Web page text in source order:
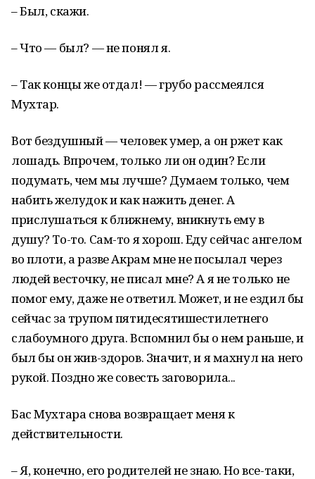
– Был, скажи.
– Что — был? — не понял я.
– Так концы же отдал! — грубо рассмеялся
Мухтар.
Вот бездушный — человек умер, а он ржет как
лошадь. Впрочем, только ли он один? Если
подумать, чем мы лучше? Думаем только, чем
набить желудок и как нажить денег. А
прислушаться к ближнему, вникнуть ему в
душу? То-то. Сам-то я хорош. Еду сейчас ангелом
во плоти, а разве Акрам мне не посылал через
людей весточку, не писал мне? А я не только не
помог ему, даже не ответил. Может, и не ездил бы
сейчас за трупом пятидесятишестилетнего
слабоумного друга. Вспомнил бы о нем раньше, и
был бы он жив-здоров. Значит, и я махнул на него
рукой. Поздно же совесть заговорила...
Бас Мухтара снова возвращает меня к
действительности.
– Я, конечно, его родителей не знаю. Но все-таки,